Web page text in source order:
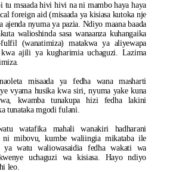
tu msaada hivi hivi na ni mambo haya haya
foreign aid (misaada ya kisiasa kutoka nje
nyuma ya pazia. Ndiyo maana baada
walioshinda sasa wanaanza kuhangaika
fulfil (wanatimiza) matakwa ya aliyewapa
kwa ajili ya kugharimia uchaguzi. Lazima
misaada ya fedha wana masharti
vyama husika kwa siri, nyuma yake kuna
kwamba tunakupa hizi fedha lakini
tunataka mgodi fulani.
watafika mahali wanakiri hadharani
ni mibovu, kumbe waliingia mikataba ile
ya watu waliowasaidia fedha wakati wa
uchaguzi wa kisiasa. Hayo ndiyo
leo.